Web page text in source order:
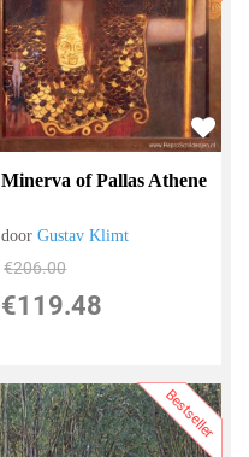
Minerva of Pallas Athene
doorGustav Klimt
€206.00
€119.48
Bestseller